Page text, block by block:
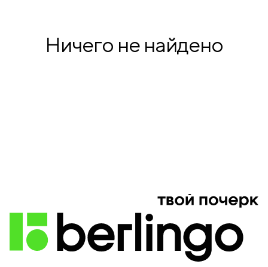
Ничего не найдено